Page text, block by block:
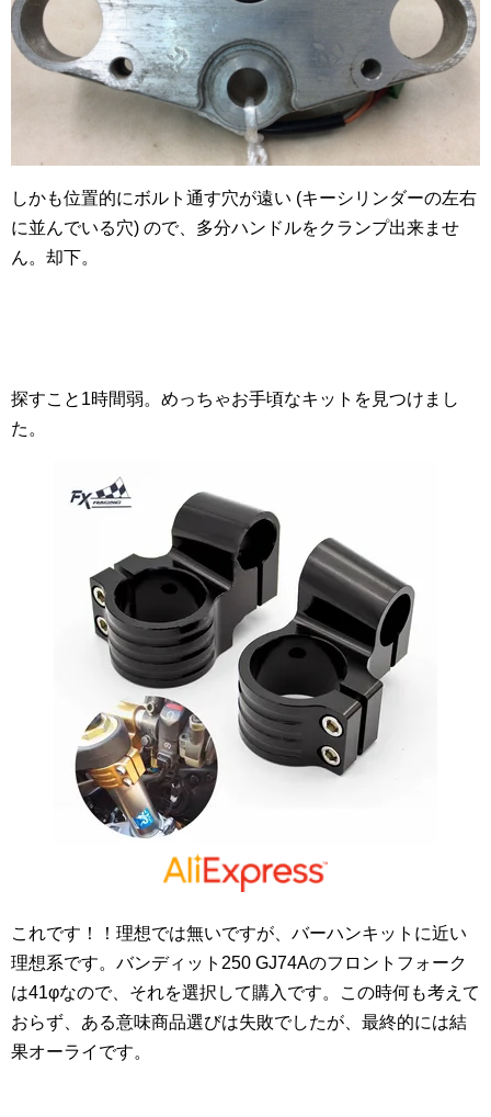
しかも位置的にボルト通す穴が遠い (キーシリンダーの左右
に並んでいる穴) ので、多分ハンドルをクランプ出来ませ
ん。却下。
探すこと1時間弱。めっちゃお手頃なキットを見つけまし
た。
これです！！理想では無いですが、バーハンキットに近い
理想系です。バンディット250 GJ74Aのフロントフォーク
は41φなので、それを選択して購入です。この時何も考えて
おらず、ある意味商品選びは失敗でしたが、最終的には結
果オーライです。